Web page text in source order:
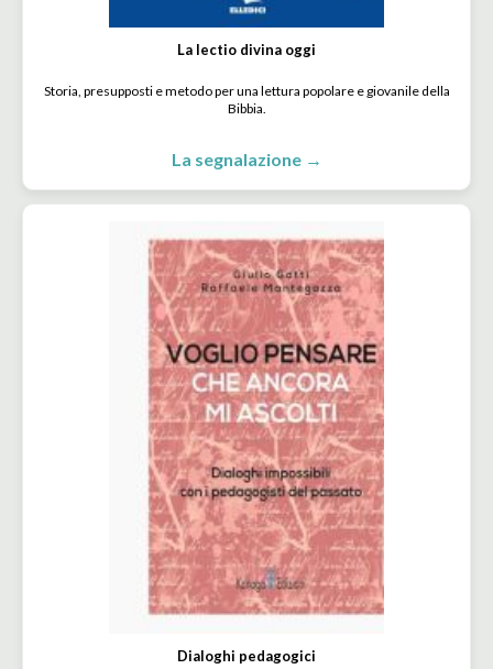
La lectio divina oggi
Storia, presupposti e metodo per una lettura popolare e giovanile della
Bibbia.
La segnalazione →
Dialoghi pedagogici